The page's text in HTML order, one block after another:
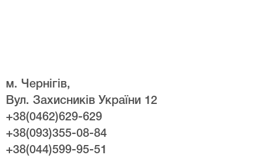
м. Чернігів,
Вул. Захисників України 12
+38(0462)629-629
+38(093)355-08-84
+38(044)599-95-51